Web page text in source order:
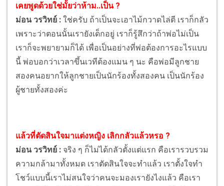
เคยพูดด้วยใช่มั้ยว่าห้าม..เป็น ?
ม่อน วรวิทย์ : ใช่ครับ ถ้าเป็นจะเอาไม้กวาดไล่ตี เราก็กลัว
เพราะว่าตอนนั้นเรายังเด็กอยู่ เราก็รู้สึกว่าถ้าพ่อไม่เป็น
เราก็จะพยายามก็ได้ เพื่อเป็นอย่างที่พ่อต้องการอะไรแบบ
นี้ พ่อบอกว่าเวลาขึ้นเวทีต้องแมน ๆ นะ คือพ่อมีลูกชาย
สองคนอยากให้ลูกชายเป็นนักร้องทั้งสองคน เป็นนักร้อง
ผู้ชายทั้งสองค่ะ
แล้วที่ตัดสินใจมาแต่งหญิง เลิกกลัวแล้วหรอ ?
ม่อน วรวิทย์ : จริง ๆ ก็ไม่ได้กลัวตั้งแต่แรก คือเรารวบรวม
ความกล้ามาทั้งหมด เราตัดสินใจจะทำแล้ว เราตั้งใจทำ
โชว์แบบนี้เราไม่สนใจว่าคนจะมองเรายังไงแล้ว คือเรา